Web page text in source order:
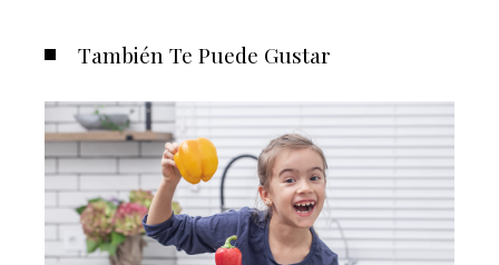
También Te Puede Gustar